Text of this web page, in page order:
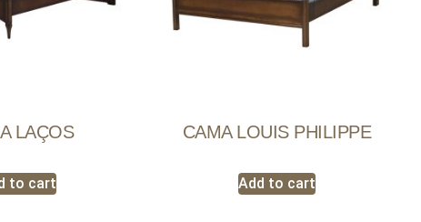
LAÇOS
to cart
CAMA LOUIS PHILIPPE
Add to cart